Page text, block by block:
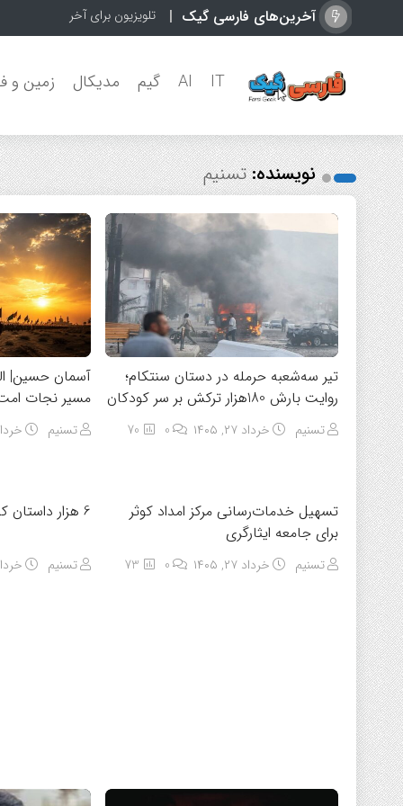
آخرین‌های فارسی گیک تلویزیون برای آخر هفته
IT
AI گیم مدیکال زمین و
نویسنده:تسنیم
تیر سه‌شعبه حرمله در دستان سنتکام؛
روایت بارش 180هزار ترکش بر سر کودکان
تسنیم خرداد ۲۷, ۱۴۰۵ 0
70
آسمان حسین|
مسیر نجات
تسنیم خرداد
تسهیل خدمات‌رسانی مرکز امداد کوثر
برای جامعه ایثارگری
تسنیم خرداد ۲۷, ۱۴۰۵ 0
73
6 هزار داستان کوتاه ناتمام درباره میناب
تسنیم خرداد